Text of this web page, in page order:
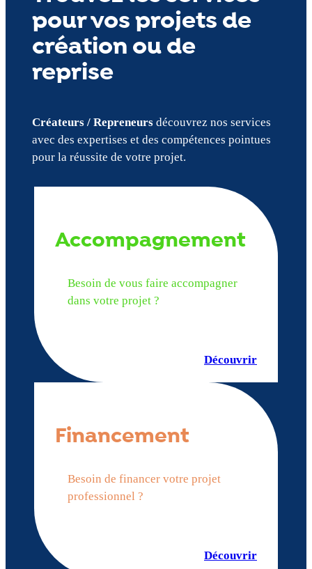
pour vos projets de
création ou de
reprise
Créateurs / Repreneursdécouvrez nos services
avec des expertises et des compétences pointues
pour la réussite de votre projet.
Accompagnement
Besoin de vous faire accompagner
dans votre projet ?
Découvrir
Financement
Besoin de financer votre projet
professionnel ?
Découvrir